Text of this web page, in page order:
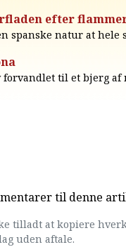
efter
spanske natur at hele
forvandlet til et bjerg af
til denne
tilladt at kopiere
uden aftale.